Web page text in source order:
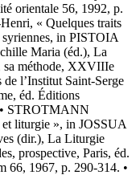
orientale 56, 1992, p.
« Quelques traits
syriennes, in PISTOIA
Maria (éd.), La
sa méthode, XXVIIIe
de l’Institut Saint-Serge
éd. Éditions
STROTMANN
liturgie », in JOSSUA
(dir.), La Liturgie
prospective, Paris, éd.
66, 1967, p. 290-314. •